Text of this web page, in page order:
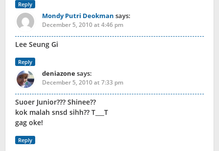
Reply
Mondy Putri Deokman says:
December 5, 2010 at 4:46 pm
Lee Seung Gi
Reply
deniazonesays:
December 5, 2010 at 7:33 pm
Suoer Junior??? Shinee??
kok malah snsd sihh?? T___T
gag oke!
Reply